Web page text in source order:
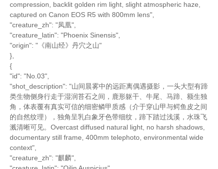
compression, backlit golden rim light, slight atmospheric haze,
captured on Canon EOS R5 with 800mm lens",
"creature_zh": "凤凰",
"creature_latin": "Phoenix Sinensis",
"origin": "《南山经》丹穴之山"
},
{
"id": "No.03",
"shot_description": "山间晨雾中的远距离偶遇摄影，一头大型有蹄
类生物侧身行走于湿润苔石之间，鹿形躯干、牛尾、马蹄、额生独
角，体表覆有真实可信的细密鳞甲质感（介于穿山甲与鳄鱼皮之间
的自然纹理），独角呈乳白象牙色带细纹，蹄下踏过浅溪，水珠飞
溅清晰可见。Overcast diffused natural light, no harsh shadows,
documentary still frame, 400mm telephoto, environmental wide
context",
"creature_zh": "麒麟",